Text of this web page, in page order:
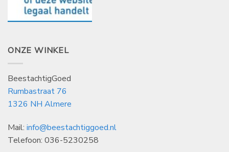
ONZE WINKEL
BeestachtigGoed
Rumbastraat 76
1326 NH Almere
Mail: info@beestachtiggoed.nl
Telefoon: 036-5230258